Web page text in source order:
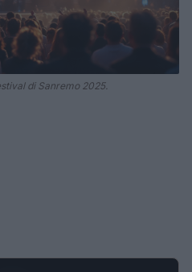
di Sanremo 2025.